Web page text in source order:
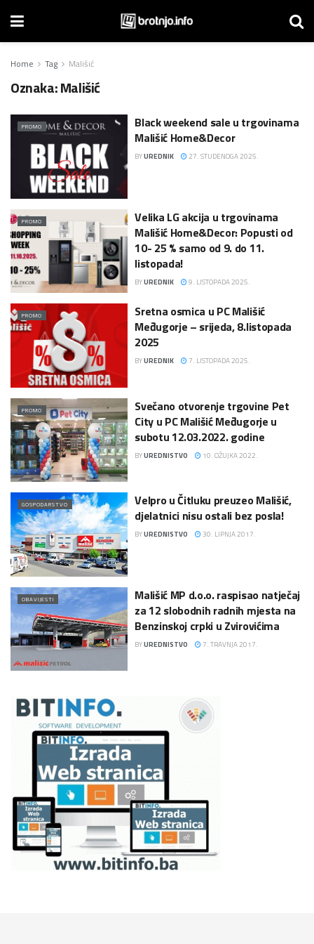
Home Tag Mališić
Oznaka:Mališić
PROMO
Black weekend sale u trgovinama
Mališić Home&Decor
BYUREDNIK 27. STUDENOGA 2025.
PROMO
Velika LG akcija u trgovinama
Mališić Home&Decor: Popusti od
10- 25 % samo od 9. do 11.
listopada!
BYUREDNIK 9. LISTOPADA 2025.
PROMO
Sretna osmica u PC Mališić
Međugorje – srijeda, 8.listopada
2025
BYUREDNIK 7. LISTOPADA 2025.
PROMO
Svečano otvorenje trgovine Pet
City u PC Mališić Međugorje u
subotu 12.03.2022. godine
BYUREDNISTVO 10. OŽUJKA 2022.
GOSPODARSTVO
Velpro u Čitluku preuzeo Mališić,
djelatnici nisu ostali bez posla!
BYUREDNISTVO 30. LIPNJA 2017.
OBAVIJESTI
Mališić MP d.o.o. raspisao natječaj
za 12 slobodnih radnih mjesta na
Benzinskoj crpki u Zvirovićima
BYUREDNISTVO 7. TRAVNJA 2017.